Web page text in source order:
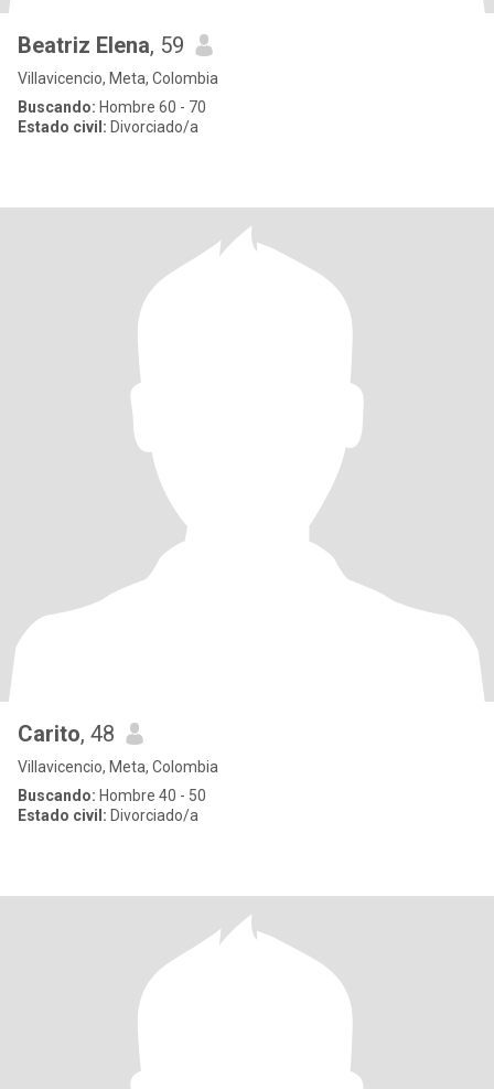
Beatriz Elena, 59
Villavicencio, Meta, Colombia
Buscando: Hombre 60 - 70
Estado civil: Divorciado/a
Carito, 48
Villavicencio, Meta, Colombia
Buscando: Hombre 40 - 50
Estado civil: Divorciado/a